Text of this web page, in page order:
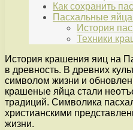
Как сохранить
Пасхальные
История
Техники
История крашения яиц на
в древность. В древних
символом жизни и
крашеные яйца стали
традиций. Символика
христианскими
жизни.